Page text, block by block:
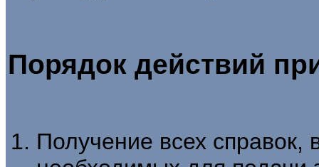
Порядок действий
Получение всех справок,